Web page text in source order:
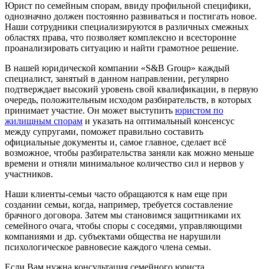
Юрист по семейным спорам, ввиду профильной специфики,
однозначно должен постоянно развиваться и постигать новое.
Наши сотрудники специализируются в различных смежных
областях права, что позволяет комплексно и всесторонне
проанализировать ситуацию и найти грамотное решение.
В нашей юридической компании «S&B Group» каждый
специалист, занятый в данном направлении, регулярно
подтверждает высокий уровень свой квалификации, в первую
очередь, положительным исходом разбирательств, в которых
принимает участие. Он может выступить юристом по
жилищным спорам и указать на оптимальный консенсус
между супругами, поможет правильно составить
официальные документы и, самое главное, сделает всё
возможное, чтобы разбирательства заняли как можно меньше
времени и отняли минимальное количество сил и нервов у
участников.
Наши клиенты-семьи часто обращаются к нам еще при
создании семьи, когда, например, требуется составление
брачного договора. Затем мы становимся защитниками их
семейного очага, чтобы споры с соседями, управляющими
компаниями и др. субъектами общества не нарушили
психологическое равновесие каждого члена семьи.
Если Вам нужна консультация семейного юриста,